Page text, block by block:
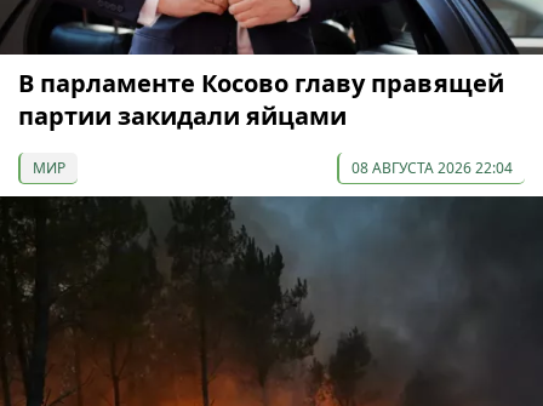
В парламенте Косово главу правящей
партии закидали яйцами
МИР 08 АВГУСТА 2026 22:04